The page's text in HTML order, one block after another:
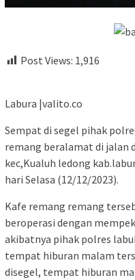
Post Views: 1,916
Labura |valito.co
Sempat di segel pihak
remang beralamat di jalan
kec,Kualuh ledong
hari Selasa (12/12/2023).
Kafe remang remang
beroperasi dengan
akibatnya pihak polres
tempat hiburan malam
disegel, tempat hiburan